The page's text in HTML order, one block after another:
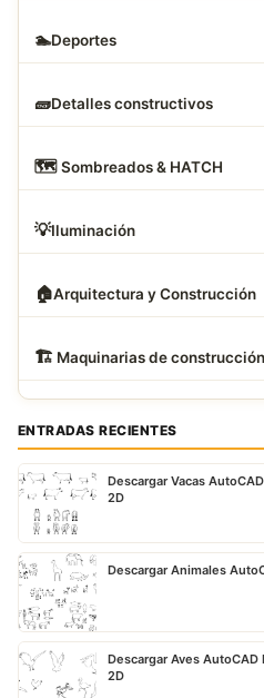
🏊Deportes
🧱Detalles constructivos
🗺️ Sombreados & HATCH
💡Iluminación
🏠Arquitectura y Construcción
🏗 ️ Maquinarias de construcción
ENTRADAS RECIENTES
Descargar Vacas
2D
Descargar Animales
Descargar Aves AutoCAD
2D